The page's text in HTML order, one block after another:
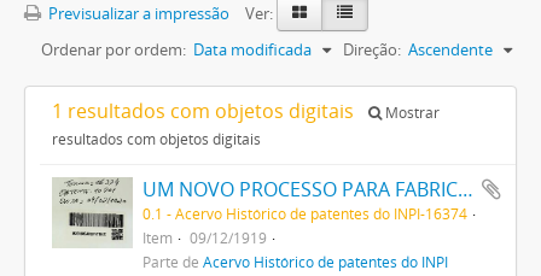
Previsualizar a impressão
Ver:
Ordenar por ordem: Data modificada Direção: Ascendente
1 resultados com objetos digitais
Mostrar
resultados com objetos digitais
UM NOVO PROCESSO PARA FABRICAÇÃO DE MATERIAS CORANTES PRETAS ESCARLATES E AZUIS DOS MATIZES MAIS CLAROS AOS MAIS ESCUROS PARA TINGIR ALGODÃO DIRECTAMENTE
0.1 - Acervo Histórico de patentes do INPI-16374
Item
09/12/1919
Parte de Acervo Histórico de patentes do INPI